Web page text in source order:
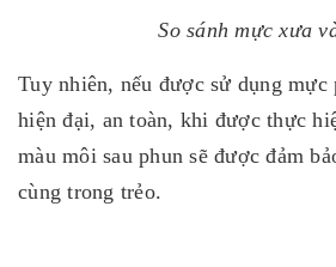
So sánh mực xưa
Tuy nhiên, nếu được sử dụng mực
hiện đại, an toàn, khi được thực
màu môi sau phun sẽ được đảm
cùng trong trẻo.